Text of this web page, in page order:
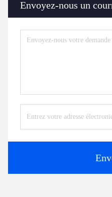
Envoyez-nous un